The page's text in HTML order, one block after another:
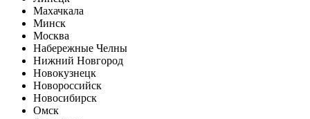
Махачкала
Минск
Москва
Набережные Челны
Нижний Новгород
Новокузнецк
Новороссийск
Новосибирск
Омск